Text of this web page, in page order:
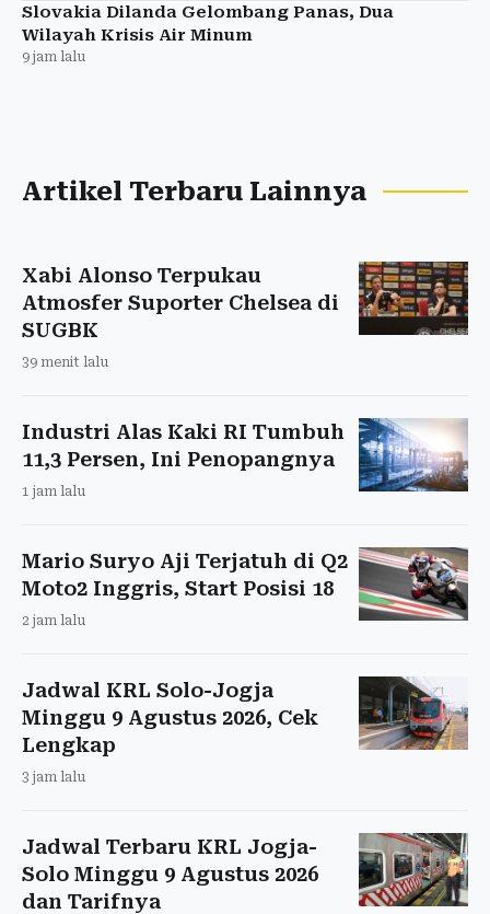
Slovakia Dilanda Gelombang Panas, Dua
Wilayah Krisis Air Minum
9 jam lalu
Artikel Terbaru Lainnya
Xabi Alonso Terpukau
Atmosfer Suporter Chelsea di
SUGBK
39 menit lalu
Industri Alas Kaki RI Tumbuh
11,3 Persen, Ini Penopangnya
1 jam lalu
Mario Suryo Aji Terjatuh di Q2
Moto2 Inggris, Start Posisi 18
2 jam lalu
Jadwal KRL Solo-Jogja
Minggu 9 Agustus 2026, Cek
Lengkap
3 jam lalu
Jadwal Terbaru KRL Jogja-
Solo Minggu 9 Agustus 2026
dan Tarifnya